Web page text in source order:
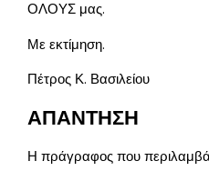
ΟΛΟΥΣ μας.
Με εκτίμηση.
Πέτρος Κ. Βασιλείου
ΑΠΑΝΤΗΣΗ
Η πράγραφος που